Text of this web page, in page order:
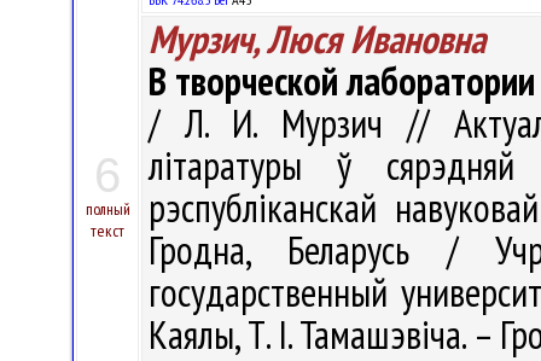
6
полный
текст
Мурзич, Люся Ивановна
В творческой
/ Л. И. Мурзич //
літаратуры ў
рэспубліканскай
Гродна, Беларусь /
государственный
Каялы, Т. І. Тамашэвіча. –